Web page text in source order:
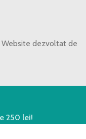
Website dezvoltat de
250 lei!